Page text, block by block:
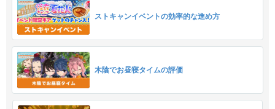
ストキャンイベントの効率的な進め方
木陰でお昼寝タイムの評価